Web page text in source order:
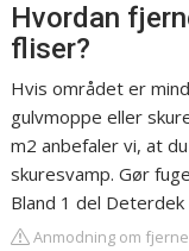
Hvordan
fliser?
Hvis området er
gulvmoppe eller
m2 anbefaler vi, at
skuresvamp. Gør
Bland 1 del
Anmodning om